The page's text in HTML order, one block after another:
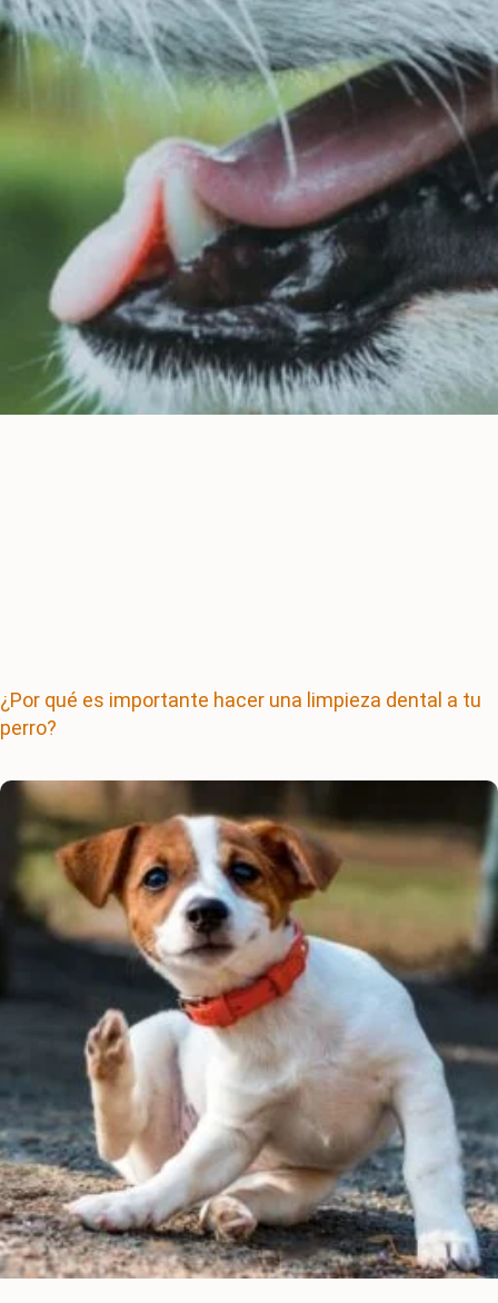
¿Por qué es importante hacer una limpieza dental a tu
perro?